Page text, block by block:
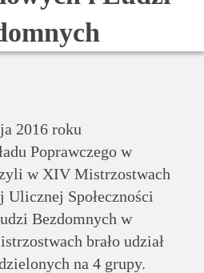
2016 roku
Poprawczego w
w XIV Mistrzostwach
Ulicznej Społeczności
Bezdomnych w
brało udział
na 4 grupy.